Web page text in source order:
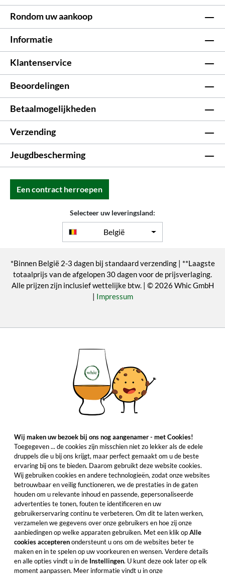
Rondom uw aankoop
Informatie
Klantenservice
Beoordelingen
Betaalmogelijkheden
Verzending
Jeugdbescherming
Een contract herroepen
Selecteer uw leveringsland:
België
*Binnen België 2-3 dagen bij standaard verzending | **Laagste
totaalprijs van de afgelopen 30 dagen voor de prijsverlaging.
Alle prijzen zijn inclusief wettelijke btw. | © 2026 Whic GmbH
| Impressum
Wij maken uw bezoek bij ons nog aangenamer - met Cookies!
Toegegeven ... de cookies zijn misschien niet zo lekker als de edele
druppels die u bij ons krijgt, maar perfect gemaakt om u de beste
ervaring bij ons te bieden. Daarom gebruikt deze website cookies.
Wij gebruiken cookies en andere technologieën, zodat onze websites
betrouwbaar en veilig functioneren, we de prestaties in de gaten
houden om u relevante inhoud en passende, gepersonaliseerde
advertenties te tonen, fouten te identificeren en uw
gebruikerservaring continu te verbeteren. Om dit te laten werken,
verzamelen we gegevens over onze gebruikers en hoe zij onze
aanbiedingen op welke apparaten gebruiken. Met een klik opAlle
cookies accepterenondersteunt u ons om de websites beter te
maken en in te spelen op uw voorkeuren en wensen. Verdere details
en alle opties vindt u in de Instellingen. U kunt deze ook later op elk
moment aanpassen. Meer informatie vindt u in onze